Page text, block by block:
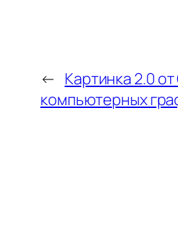
← Картинка 2.0
компьютерных